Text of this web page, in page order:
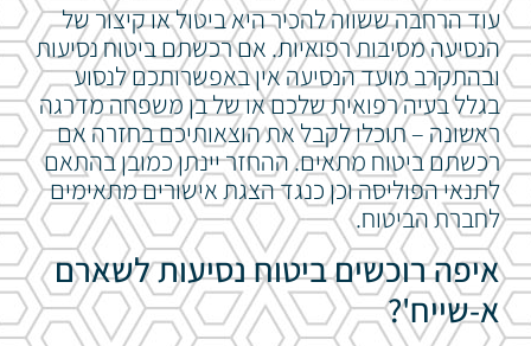
עוד הרחבה ששווה להכיר היא ביטול או קיצור של
הנסיעה מסיבות רפואיות. אם רכשתם ביטוח נסיעות
ובהתקרב מועד הנסיעה אין באפשרותכם לנסוע
בגלל בעיה רפואית שלכם או של בן משפחה מדרגה
ראשונה – תוכלו לקבל את הוצאותיכם בחזרה אם
רכשתם ביטוח מתאים. ההחזר יינתן כמובן בהתאם
לתנאי הפוליסה וכן כנגד הצגת אישורים מתאימים
לחברת הביטוח.
איפה רוכשים ביטוח נסיעות לשארם
א-שייח'?